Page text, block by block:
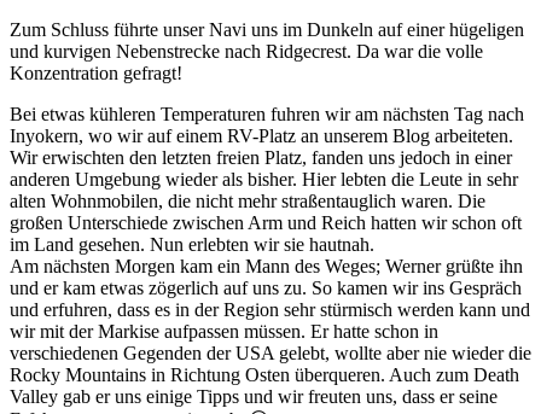
Zum Schluss führte unser Navi uns im Dunkeln auf einer hügeligen
und kurvigen Nebenstrecke nach Ridgecrest. Da war die volle
Konzentration gefragt!
Bei etwas kühleren Temperaturen fuhren wir am nächsten Tag nach
Inyokern, wo wir auf einem RV-Platz an unserem Blog arbeiteten.
Wir erwischten den letzten freien Platz, fanden uns jedoch in einer
anderen Umgebung wieder als bisher. Hier lebten die Leute in sehr
alten Wohnmobilen, die nicht mehr straßentauglich waren. Die
großen Unterschiede zwischen Arm und Reich hatten wir schon oft
im Land gesehen. Nun erlebten wir sie hautnah.
Am nächsten Morgen kam ein Mann des Weges; Werner grüßte ihn
und er kam etwas zögerlich auf uns zu. So kamen wir ins Gespräch
und erfuhren, dass es in der Region sehr stürmisch werden kann und
wir mit der Markise aufpassen müssen. Er hatte schon in
verschiedenen Gegenden der USA gelebt, wollte aber nie wieder die
Rocky Mountains in Richtung Osten überqueren. Auch zum Death
Valley gab er uns einige Tipps und wir freuten uns, dass er seine